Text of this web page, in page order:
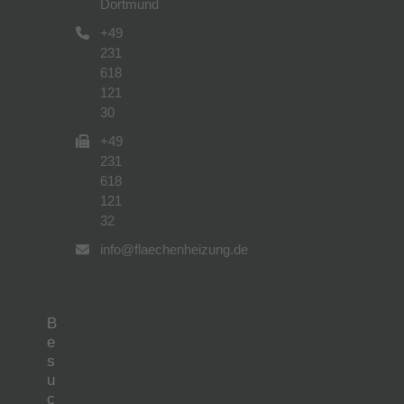
Dortmund
+49
231
618
121
30
+49
231
618
121
32
info@flaechenheizung.de
B
e
s
u
c